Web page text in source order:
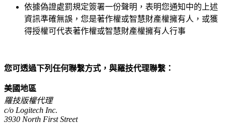
依據偽證處罰規定簽署一份聲明，表明您通知中的上述
資訊準確無誤，您是著作權或智慧財產權擁有人，或獲
得授權可代表著作權或智慧財產權擁有人行事
您可透過下列任何聯繫方式，與羅技代理聯繫：
美國地區
羅技版權代理
c/o Logitech Inc.
3930 North First Street